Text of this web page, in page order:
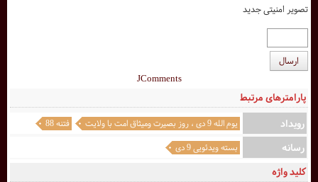
کلید واژه
پارامترهای مرتبط
رویداد
یوم الله 9 دی ، روز بصيرت وميثاق امت با ولايت فتنه 88
رسانه بسته ویدئویی 9 دی
تصویر امنیتی جدید
ارسال
JComments